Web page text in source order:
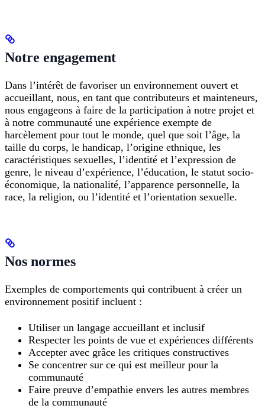
Notre engagement
Dans l’intérêt de favoriser un environnement ouvert et
accueillant, nous, en tant que contributeurs et mainteneurs,
nous engageons à faire de la participation à notre projet et
à notre communauté une expérience exempte de
harcèlement pour tout le monde, quel que soit l’âge, la
taille du corps, le handicap, l’origine ethnique, les
caractéristiques sexuelles, l’identité et l’expression de
genre, le niveau d’expérience, l’éducation, le statut socio-
économique, la nationalité, l’apparence personnelle, la
race, la religion, ou l’identité et l’orientation sexuelle.
Nos normes
Exemples de comportements qui contribuent à créer un
environnement positif incluent :
Utiliser un langage accueillant et inclusif
Respecter les points de vue et expériences différents
Accepter avec grâce les critiques constructives
Se concentrer sur ce qui est meilleur pour la
communauté
Faire preuve d’empathie envers les autres membres
de la communauté